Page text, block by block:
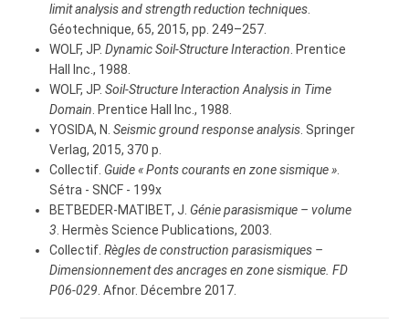
limit analysis and strength reduction techniques
Géotechnique, 65, 2015, pp. 249–257.
WOLF, JP. Dynamic Soil-Structure Interaction . Prentice
Hall Inc., 1988.
WOLF, JP. Soil-Structure Interaction Analysis in Time
Domain . Prentice Hall Inc., 1988.
YOSIDA, N. Seismic ground response analysis . Springer
Verlag, 2015, 370 p.
Collectif. Guide « Ponts courants en zone sismique »
Sétra - SNCF - 199x
BETBEDER-MATIBET, J. Génie parasismique – volume
3 . Hermès Science Publications, 2003.
Collectif. Règles de construction parasismiques –
Dimensionnement des ancrages en zone sismique. FD
P06-029 . Afnor. Décembre 2017.